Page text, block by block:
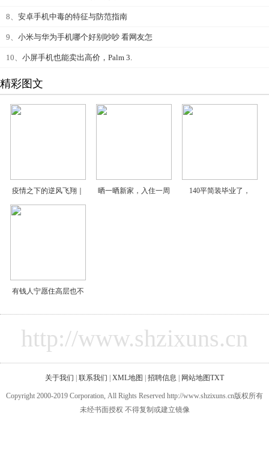
8、 安卓手机中毒的特征与防范指南
9、 小米与华为手机哪个好别吵吵 看网友怎
10、 小屏手机也能卖出高价，Palm 3.
精彩图文
疫情之下的逆风飞翔｜ 晒一晒新家，入住一周 140平简装毕业了，
有钱人宁愿住高层也不
http://www.shzixuns.cn
关于我们 联系我们 XML地图 招聘信息 网站地图TXT
Copyright 2000-2019 Corporation, All Rights Reserved http://www.shzixuns.cn版权所有
未经书面授权 不得复制或建立镜像